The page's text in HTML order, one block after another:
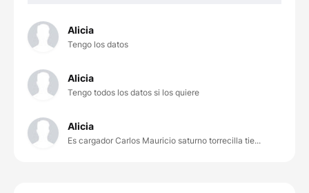
Alicia
Tengo los datos
Alicia
Tengo todos los datos si los quiere
Alicia
Es cargador Carlos Mauricio saturno torrecilla tie...